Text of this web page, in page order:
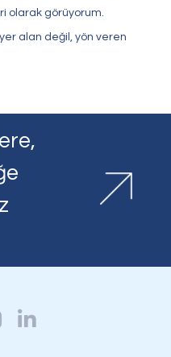
olarak görüyorum.
alan değil, yön veren